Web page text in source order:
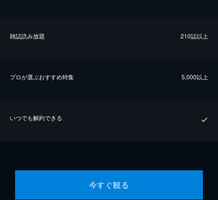
雑誌読み放題 210誌以上
プロが選ぶおすすめ特集 5,000以上
いつでも解約できる
今すぐ観る